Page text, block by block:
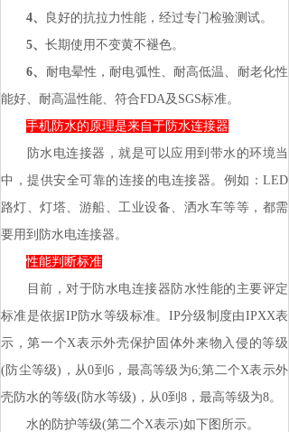
4、
良好的抗拉力性能，经过专门检验测试。
5、 长期使用不变黄不褪色。
6、 耐电晕性，耐电弧性、耐高低温、耐老化性
能好、耐高温性能、符合FDA及SGS标准。
手机防水的原理是来自于防水连接器
防水电连接器，就是可以应用到带水的环境当
中，提供安全可靠的连接的电连接器。例如：LED
路灯、灯塔、游船、工业设备、洒水车等等，都需
要用到防水电连接器。
性能判断标准
目前，对于防水电连接器防水性能的主要评定
标准是依据IP防水等级标准。IP分级制度由IPXX表
示，第一个X表示外壳保护固体外来物入侵的等级
(防尘等级)，从0到6，最高等级为6;第二个X表示外
壳防水的等级(防水等级)，从0到8，最高等级为8。
水的防护等级(第二个X表示)如下图所示。